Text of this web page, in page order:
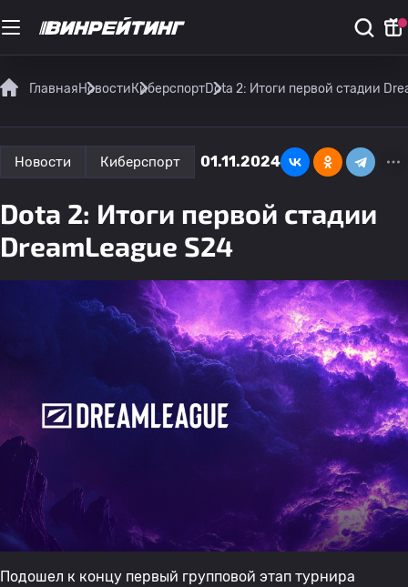
ГлавнаяНовостиКиберспортDota 2: Итоги первой стадии
Новости Киберспорт 01.11.2024
Dota 2: Итоги первой стадии
DreamLeague S24
Подошел к концу первый групповой этап турнира